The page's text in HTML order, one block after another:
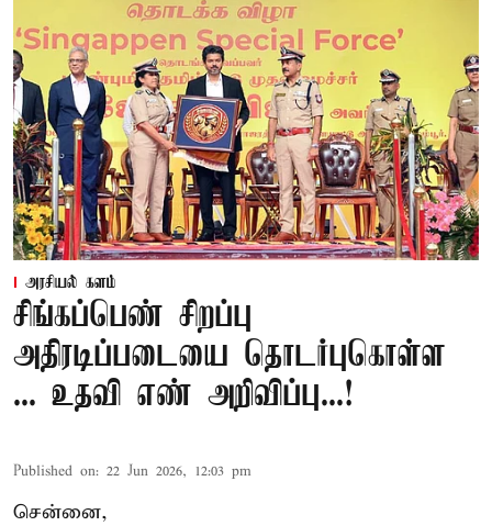
அரசியல் களம்
சிங்கப்பெண் சிறப்பு
அதிரடிப்படையை தொடர்புகொள்ள
... உதவி எண் அறிவிப்பு...!
Published on: 22 Jun 2026, 12:03 pm
சென்னை,